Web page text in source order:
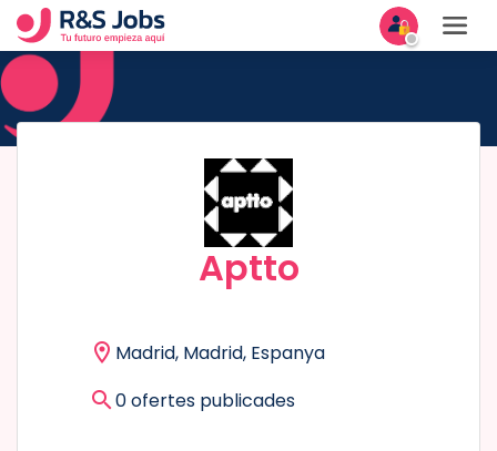
Aptto
Madrid, Madrid, Espanya
0 ofertes publicades